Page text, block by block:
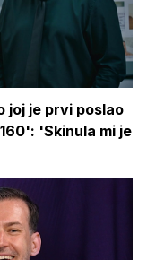
joj je prvi poslao
'Skinula mi je